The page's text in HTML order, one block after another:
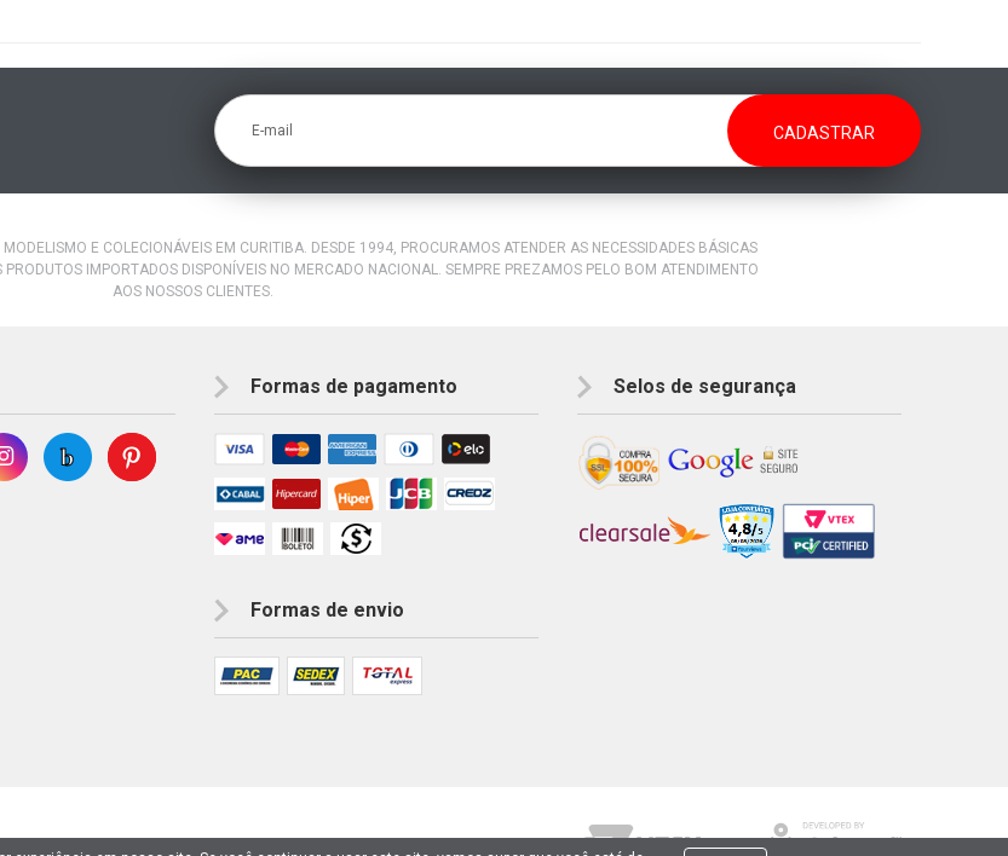
E-mail
E COLECIONÁVEIS EM CURITIBA. DESDE 1994, PROCURAMOS ATENDER AS NECESSIDADES BÁSICAS
IMPORTADOS DISPONÍVEIS NO MERCADO NACIONAL. SEMPRE PREZAMOS PELO BOM ATENDIMENTO
AOS NOSSOS CLIENTES.
Formas de pagamento
Formas de envio
Selos de segurança